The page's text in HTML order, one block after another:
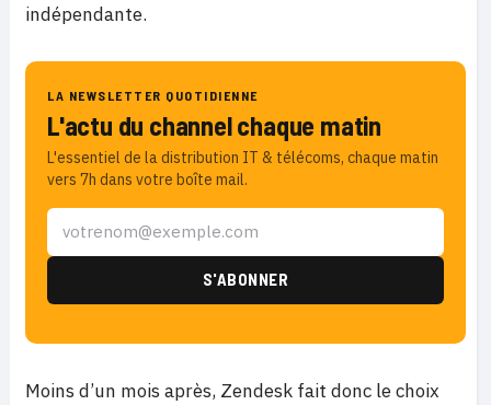
indépendante.
LA NEWSLETTER QUOTIDIENNE
L'actu du channel chaque matin
L'essentiel de la distribution IT & télécoms, chaque matin
vers 7h dans votre boîte mail.
Moins d’un mois après, Zendesk fait donc le choix